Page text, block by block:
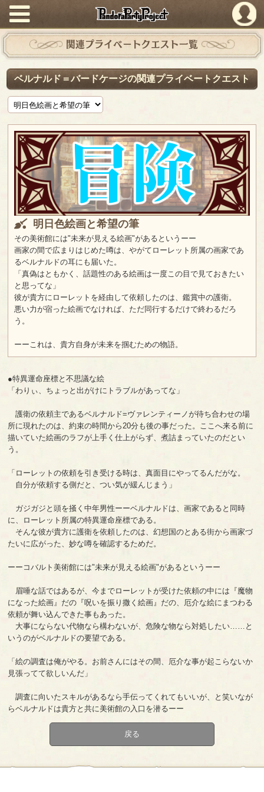
PandoraPartyProject
関連プライベートクエスト一覧
ベルナルド＝バードケージの関連プライベートクエスト
明日色絵画と希望の筆
その美術館には"未来が見える絵画"があるというーー
画家の間で広まりはじめた噂は、やがてローレット所属の画家であ
るベルナルドの耳にも届いた。
「真偽はともかく、話題性のある絵画は一度この目で見ておきたい
と思ってな」
彼が貴方にローレットを経由して依頼したのは、鑑賞中の護衛。
悪い力が宿った絵画でなければ、ただ同行するだけで終わるだろ
う。
ーーこれは、貴方自身が未来を掴むための物語。
●特異運命座標と不思議な絵
「わりぃ、ちょっと出がけにトラブルがあってな」
護衛の依頼主であるベルナルド=ヴァレンティーノが待ち合わせの場
所に現れたのは、約束の時間から20分も後の事だった。ここへ来る前に
描いていた絵画のラフが上手く仕上がらず、煮詰まっていたのだとい
う。
「ローレットの依頼を引き受ける時は、真面目にやってるんだがな。
自分が依頼する側だと、つい気が緩んじまう」
ガジガジと頭を掻く中年男性ーーベルナルドは、画家であると同時
に、ローレット所属の特異運命座標である。
そんな彼が貴方に護衛を依頼したのは、幻想国のとある街から画家づ
たいに広がった、妙な噂を確認するためだ。
ーーコバルト美術館には"未来が見える絵画"があるというーー
眉唾な話ではあるが、今までローレットが受けた依頼の中には『魔物
になった絵画』だの『呪いを振り撒く絵画』だの、厄介な絵にまつわる
依頼が舞い込んできた事もあった。
大事にならない代物なら構わないが、危険な物なら対処したい……と
いうのがベルナルドの要望である。
「絵の調査は俺がやる。お前さんにはその間、厄介な事が起こらないか
見張ってて欲しいんだ」
調査に向いたスキルがあるなら手伝ってくれてもいいが、と笑いなが
らベルナルドは貴方と共に美術館の入口を潜るーー
戻る